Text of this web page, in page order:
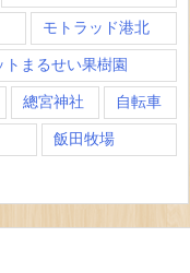
モトラッド港北
まるせい果樹園
總宮神社 自転車
飯田牧場